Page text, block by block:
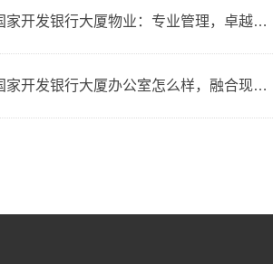
上海国家开发银行大厦物业：专业管理，卓越服务，可持续发展
上海国家开发银行大厦办公室怎么样，融合现代与传统的典范